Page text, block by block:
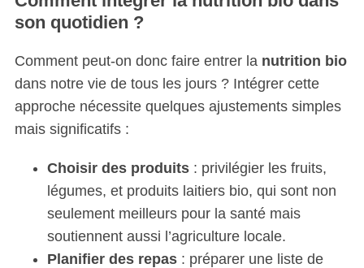
son quotidien ?
Comment peut-on donc faire entrer la nutrition bio
dans notre vie de tous les jours ? Intégrer cette
approche nécessite quelques ajustements simples
mais significatifs :
Choisir des produits: privilégier les fruits,
légumes, et produits laitiers bio, qui sont non
seulement meilleurs pour la santé mais
soutiennent aussi l’agriculture locale.
Planifier des repas: préparer une liste de